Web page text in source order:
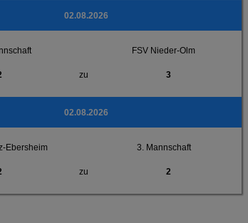
02.08.2026
FSV Nieder-Olm
zu 3
02.08.2026
Ebersheim 3. Mannschaft
zu 2